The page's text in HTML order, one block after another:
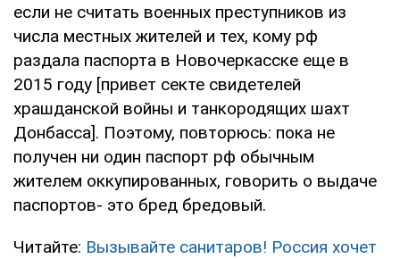
если не считать военных преступников из
числа местных жителей и тех, кому рф
раздала паспорта в Новочеркасске еще в
2015 году [привет секте свидетелей
храшданской войны и танкородящих шахт
Донбасса]. Поэтому, повторюсь: пока не
получен ни один паспорт рф обычным
жителем оккупированных, говорить о выдаче
паспортов- это бред бредовый.
Читайте: Вызывайте санитаров! Россия хочет